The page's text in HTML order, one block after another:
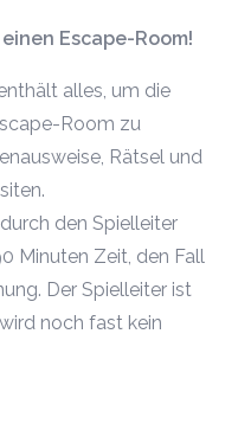
Escape-Room!
alles, um die
Room zu
Rätsel und
den Spielleiter
Minuten Zeit, den Fall
Der Spielleiter ist
noch fast kein